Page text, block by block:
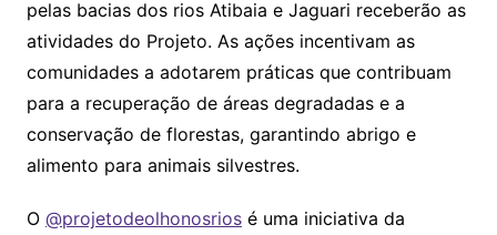
pelas bacias dos rios Atibaia e Jaguari receberão as
atividades do Projeto. As ações incentivam as
comunidades a adotarem práticas que contribuam
para a recuperação de áreas degradadas e a
conservação de florestas, garantindo abrigo e
alimento para animais silvestres.
O @projetodeolhonosriosé uma iniciativa da